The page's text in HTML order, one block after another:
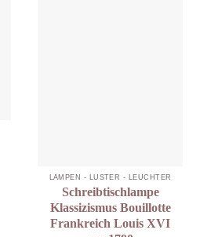
LAMPEN - LÜSTER - LEUCHTER
Schreibtischlampe
Klassizismus Bouillotte
Frankreich Louis XVI